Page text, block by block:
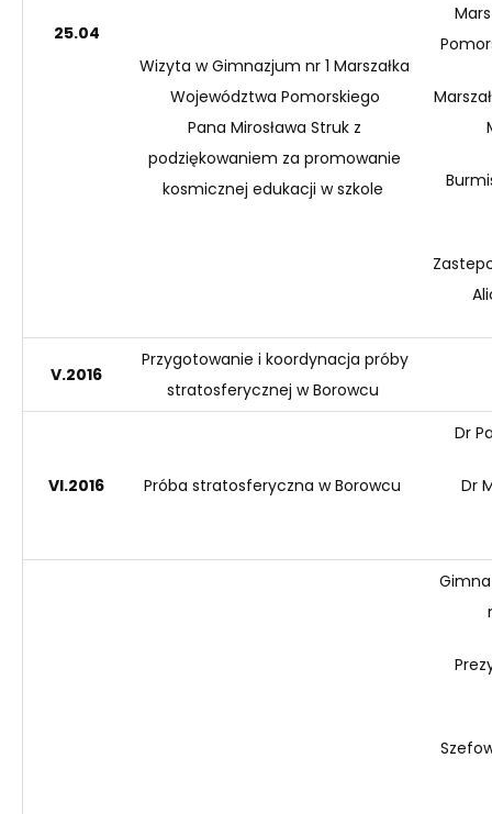
25.04
Wizyta w Gimnazjum nr 1 Marszałka
Województwa Pomorskiego
Pana Mirosława Struk z
podziękowaniem za promowanie
kosmicznej edukacji w szkole
V.2016
Przygotowanie i koordynacja próby
stratosferycznej w Borowcu
VI.2016 Próba stratosferyczna w Borowcu
Dr
Dr